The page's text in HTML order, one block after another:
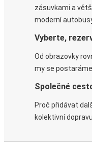
zásuvkami a
moderní
Vyberte,
Od obrazovky
my se
Společné
Proč přidávat
kolektivní